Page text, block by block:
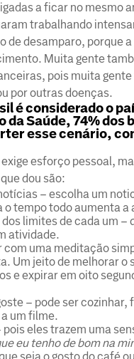
a ficar no mesmo
trabalhando
de desamparo, porque
Muita gente
pois muita
por outras doenças.
é considerado o
Saúde, 74% dos
esse cenário,
esforço pessoal,
dou são:
– escolha um
tempo todo aumenta a
limites de cada um –
atividade.
uma meditação
Um jeito de melhorar o
e expirar em oito
– pode ser
um filme.
eles trazem uma
eu tenho de bom na